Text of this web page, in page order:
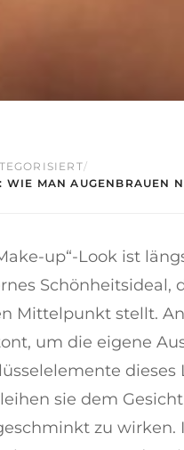
/
MAN AUGENBRAUEN
up“-Look ist
Schönheitsideal,
Mittelpunkt stellt.
um die eigene
dieses
sie dem
zu wirken.